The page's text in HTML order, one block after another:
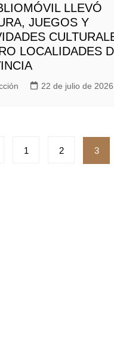
LLEVÓ
JUEGOS Y
LOCALIDADES
22 de julio de 2026
1 2 3